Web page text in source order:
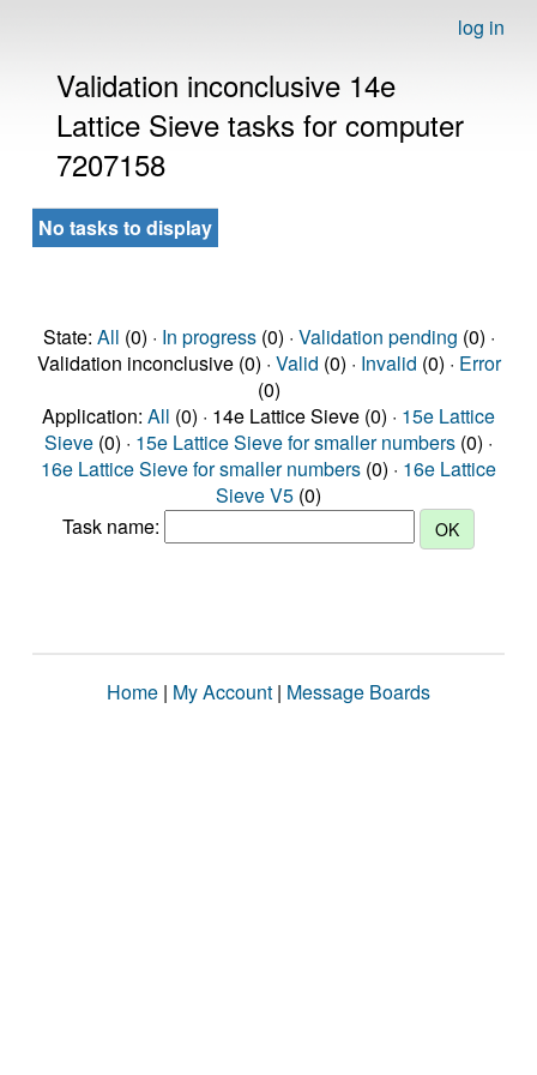
log in
Validation inconclusive 14e
Lattice Sieve tasks for computer
7207158
No tasks to display
State: All (0) · In progress(0) · Validation pending (0) ·
Validation inconclusive (0) · Valid (0) · Invalid (0) · Error
(0)
Application: All (0) · 14e Lattice Sieve (0) · 15e Lattice
Sieve (0) · 15e Lattice Sieve for smaller numbers (0) ·
16e Lattice Sieve for smaller numbers (0) · 16e Lattice
Sieve V5 (0)
Task name:
Home | My Account | Message Boards